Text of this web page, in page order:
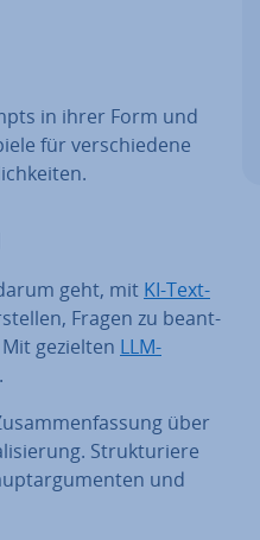
in ihrer Form und
für ver­schie­de­ne
geht, mit KI-Text­
Fragen zu be­ant­
gezielten LLM-
über
Struk­tu­rie­re
und